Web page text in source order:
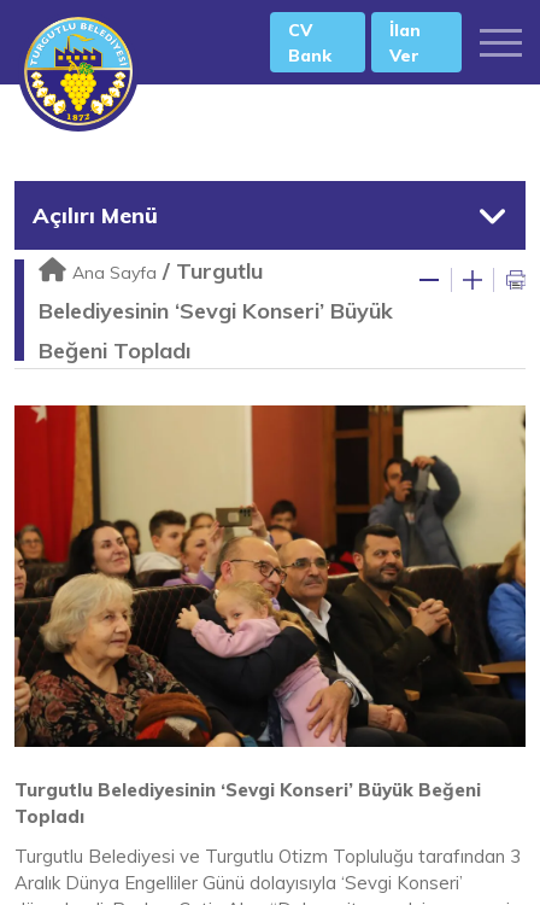
CV
Bank
İlan
Ver
Açılırı Menü
Ana Sayfa / Turgutlu
Belediyesinin ‘Sevgi Konseri’ Büyük
Beğeni Topladı
Turgutlu Belediyesinin ‘Sevgi Konseri’ Büyük Beğeni
Topladı
Turgutlu Belediyesi ve Turgutlu Otizm Topluluğu tarafından 3
Aralık Dünya Engelliler Günü dolayısıyla ‘Sevgi Konseri’